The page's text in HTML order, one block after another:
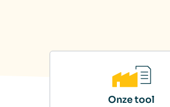
Onze tool